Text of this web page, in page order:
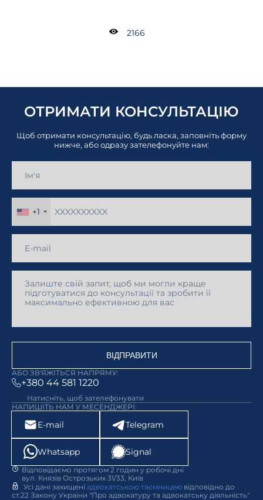
2166
ОТРИМАТИ КОНСУЛЬТАЦІЮ
Щоб отримати консультацію, будь ласка, заповніть форму
нижче, або одразу зателефонуйте нам:
+1
ВІДПРАВИТИ
АБО ЗВ'ЯЖІТЬСЯ НАПРЯМУ:
+380 44 581 1220
Натисніть, щоб зателефонувати
НАПИШІТЬ НАМ У МЕСЕНДЖЕРІ:
E-mail Telegram
Whatsapp Signal
Відповідаємо протягом 2 годин у робочі дні
вул. Князів Острозьких 31/33, Київ
Усі дані захищені адвокатською таємницею відповідно до
ст.22 Закону України "Про адвокатуру та адвокатську діяльність"